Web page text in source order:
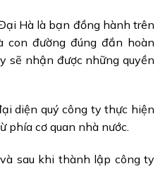
Hà là bạn đồng hành trên
đường đúng đắn hoàn
sẽ nhận được những quyền
diện quý công ty thực hiện
phía cơ quan nhà nước.
sau khi thành lập công ty